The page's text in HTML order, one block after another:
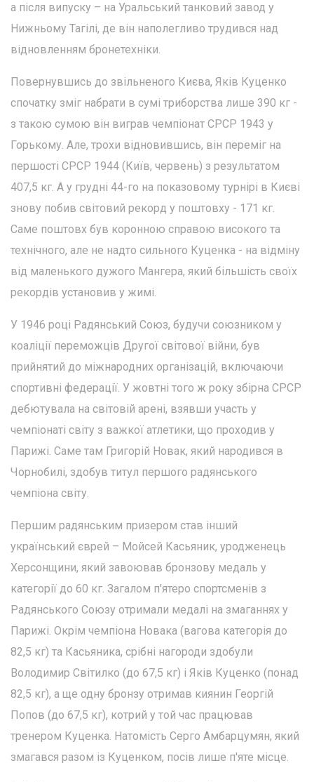
а після випуску – на Уральський танковий завод у
Нижньому Тагілі, де він наполегливо трудився над
відновленням бронетехніки.
Повернувшись до звільненого Києва, Яків Куценко
спочатку зміг набрати в сумі триборства лише 390 кг -
з такою сумою він виграв чемпіонат СРСР 1943 у
Горькому. Але, трохи відновившись, він переміг на
першості СРСР 1944 (Київ, червень) з результатом
407,5 кг. А у грудні 44-го на показовому турнірі в Києві
знову побив світовий рекорд у поштовху - 171 кг.
Саме поштовх був коронною справою високого та
технічного, але не надто сильного Куценка - на відміну
від маленького дужого Мангера, який більшість своїх
рекордів установив у жимі.
У 1946 році Радянський Союз, будучи союзником у
коаліції переможців Другої світової війни, був
прийнятий до міжнародних організацій, включаючи
спортивні федерації. У жовтні того ж року збірна СРСР
дебютувала на світовій арені, взявши участь у
чемпіонаті світу з важкої атлетики, що проходив у
Парижі. Саме там Григорій Новак, який народився в
Чорнобилі, здобув титул першого радянського
чемпіона світу.
Першим радянським призером став інший
український єврей – Мойсей Касьяник, уродженець
Херсонщини, який завоював бронзову медаль у
категорії до 60 кг. Загалом п'ятеро спортсменів з
Радянського Союзу отримали медалі на змаганнях у
Парижі. Окрім чемпіона Новака (вагова категорія до
82,5 кг) та Касьяника, срібні нагороди здобули
Володимир Світилко (до 67,5 кг) і Яків Куценко (понад
82,5 кг), а ще одну бронзу отримав киянин Георгій
Попов (до 67,5 кг), котрий у той час працював
тренером Куценка. Натомість Серго Амбарцумян, який
змагався разом із Куценком, посів лише п'яте місце.